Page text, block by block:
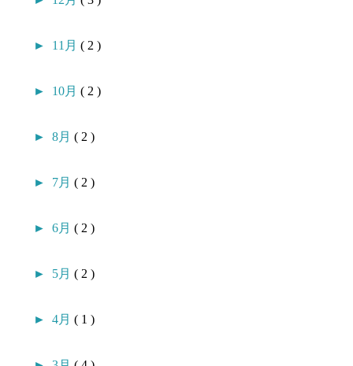
► 11月( 2 )
► 10月( 2 )
►8月( 2 )
► 7月( 2 )
►6月( 2 )
► 5月( 2 )
►4月( 1 )